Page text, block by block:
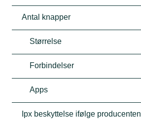
Antal knapper
Størrelse
Forbindelser
Apps
Ipx beskyttelse ifølge producenten